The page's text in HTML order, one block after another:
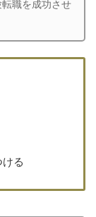
職を成功させ
る